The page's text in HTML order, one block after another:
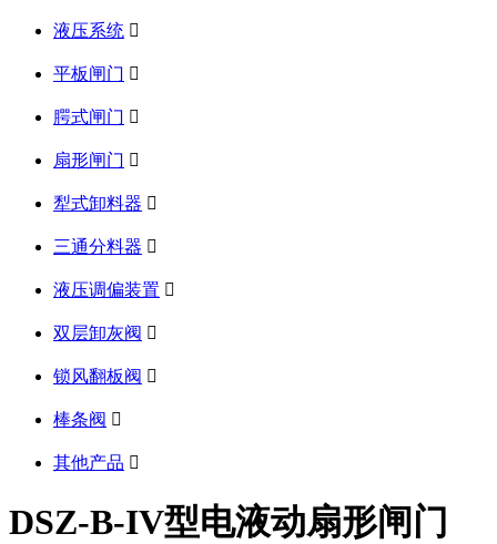
液压系统 
平板闸门 
腭式闸门 
扇形闸门 
犁式卸料器 
三通分料器 
液压调偏装置 
双层卸灰阀 
锁风翻板阀 
棒条阀 
其他产品 
DSZ-B-IV型电液动扇形闸门